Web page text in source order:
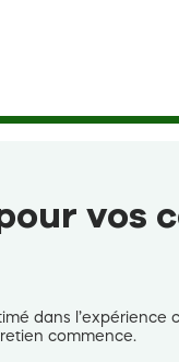
vos
dans l’expérience
commence.